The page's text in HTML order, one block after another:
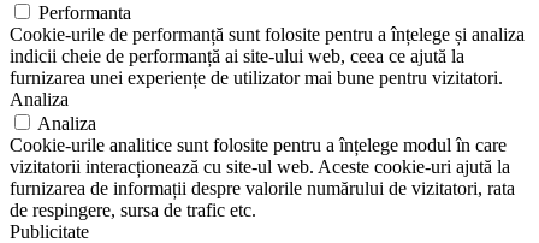
Performanta
Cookie-urile de performanță sunt folosite pentru a înțelege și analiza
indicii cheie de performanță ai site-ului web, ceea ce ajută la
furnizarea unei experiențe de utilizator mai bune pentru vizitatori.
Analiza
Analiza
Cookie-urile analitice sunt folosite pentru a înțelege modul în care
vizitatorii interacționează cu site-ul web. Aceste cookie-uri ajută la
furnizarea de informații despre valorile numărului de vizitatori, rata
de respingere, sursa de trafic etc.
Publicitate